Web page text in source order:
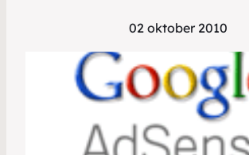
02 oktober 2010